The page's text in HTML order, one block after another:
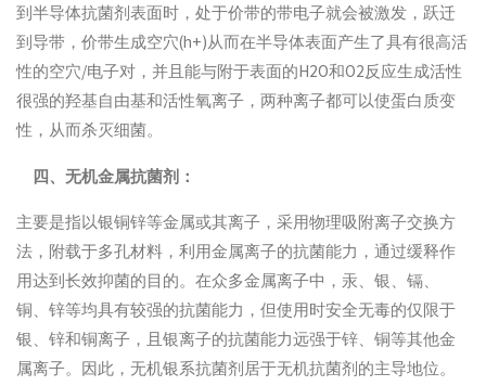
到半导体抗菌剂表面时，处于价带的带电子就会被激发，跃迁
到导带，价带生成空穴(h+)从而在半导体表面产生了具有很高活
性的空穴/电子对，并且能与附于表面的H2O和O2反应生成活性
很强的羟基自由基和活性氧离子，两种离子都可以使蛋白质变
性，从而杀灭细菌。
四、无机金属抗菌剂：
主要是指以银铜锌等金属或其离子，采用物理吸附离子交换方
法，附载于多孔材料，利用金属离子的抗菌能力，通过缓释作
用达到长效抑菌的目的。在众多金属离子中，汞、银、镉、
铜、锌等均具有较强的抗菌能力，但使用时安全无毒的仅限于
银、锌和铜离子，且银离子的抗菌能力远强于锌、铜等其他金
属离子。因此，无机银系抗菌剂居于无机抗菌剂的主导地位。